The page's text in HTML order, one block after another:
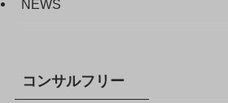
NEWS
コンサルフリー